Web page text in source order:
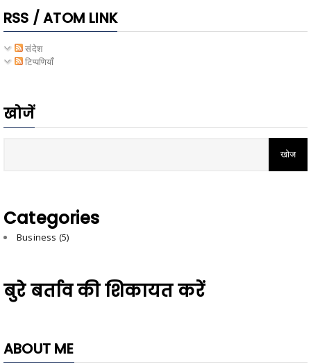
RSS / ATOM LINK
संदेश
टिप्पणियाँ
खोजें
Categories
Business (5)
बुरे बर्ताव की शिकायत करें
ABOUT ME